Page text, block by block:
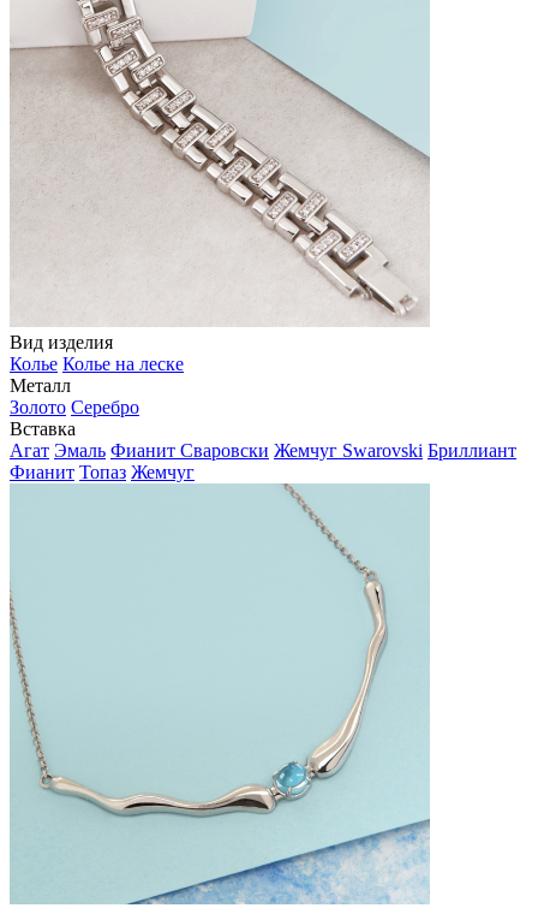
Вид изделия
Колье Колье на леске
Металл
Золото Серебро
Вставка
Агат Эмаль Фианит Сваровски Жемчуг Swarovski Бриллиант
Фианит Топаз Жемчуг